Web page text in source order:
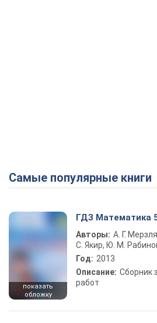
Самые популярные книги
показать
обложку
ГДЗ Математика
Авторы: А. Г.
С. Якир, Ю. М.
Год: 2013
Описание: Сборник
работ